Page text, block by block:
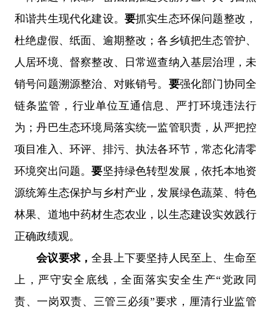
和谐共生现代化建设。 要抓实生态环保问题整改，
杜绝虚假、纸面、逾期整改；各乡镇把生态管护、
人居环境、督察整改、日常巡查纳入基层治理，未
销号问题溯源整治、对账销号。 要强化部门协同全
链条监管，行业单位互通信息、严打环境违法行
为；丹巴生态环境局落实统一监管职责，从严把控
项目准入、环评、排污、执法各环节，常态化清零
环境突出问题。要坚持绿色转型发展，依托本地资
源统筹生态保护与乡村产业，发展绿色蔬菜、特色
林果、道地中药材生态农业，以生态建设实效践行
正确政绩观。
会议要求，全县上下要坚持人民至上、生命至
上，严守安全底线，全面落实安全生产“党政同
责、一岗双责、三管三必须”要求，厘清行业监管